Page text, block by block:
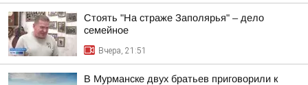
Стоять "На страже Заполярья" – дело
семейное
Вчера, 21:51
В Мурманске двух братьев приговорили к